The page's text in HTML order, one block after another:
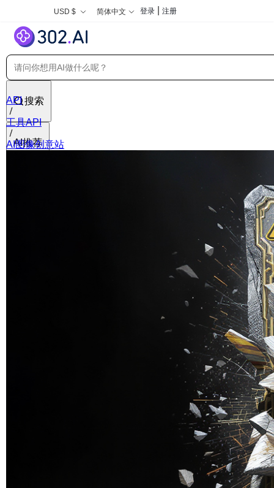
USD $ 简体中文 登录 注册
搜索
AI推荐
API
工具API
AI图像创意站